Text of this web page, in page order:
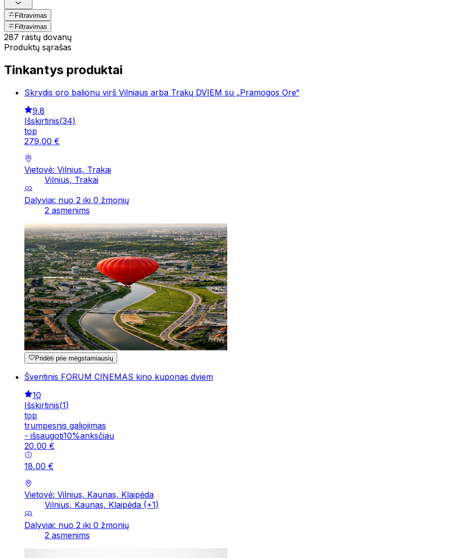
Filtravimas
Filtravimas
287 rastų dovanų
Produktų sąrašas
Tinkantys produktai
Skrydis oro balionu virš Vilniaus arba Trakų DVIEM su „Pramogos Ore“
9.8
Išskirtinis(34)
top
279,00 €
Vietovė: Vilnius, Trakai
Vilnius, Trakai
Dalyviai: nuo 2 iki 0 žmonių
2 asmenims
Pridėti prie mėgstamiausių
Šventinis FORUM CINEMAS kino kuponas dviem
10
Išskirtinis(1)
top
trumpesnis galiojimas
- išsaugoti10%anksčiau
20,00 €
18,00 €
Vietovė: Vilnius, Kaunas, Klaipėda
Vilnius, Kaunas, Klaipėda (+1)
Dalyviai: nuo 2 iki 0 žmonių
2 asmenims